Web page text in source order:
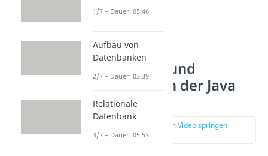
Unterklasse und
Oberklasse in der Java
Vererbung
zur Stelle im Video springen
(01:37)
1/7 – Dauer: 05:46
Aufbau von
Datenbanken
2/7 – Dauer: 03:39
Relationale
Datenbank
3/7 – Dauer: 05:53